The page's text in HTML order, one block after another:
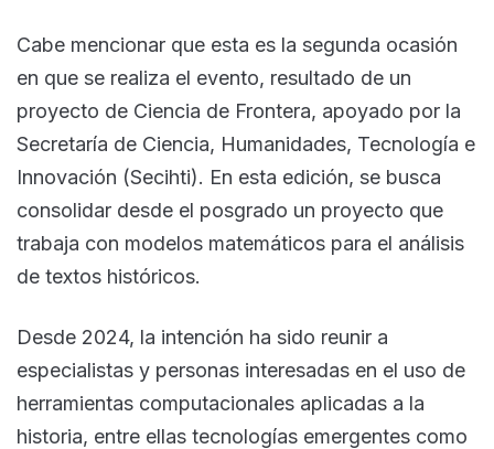
Cabe mencionar que esta es la segunda ocasión
en que se realiza el evento, resultado de un
proyecto de Ciencia de Frontera, apoyado por la
Secretaría de Ciencia, Humanidades, Tecnología e
Innovación (Secihti). En esta edición, se busca
consolidar desde el posgrado un proyecto que
trabaja con modelos matemáticos para el análisis
de textos históricos.
Desde 2024, la intención ha sido reunir a
especialistas y personas interesadas en el uso de
herramientas computacionales aplicadas a la
historia, entre ellas tecnologías emergentes como